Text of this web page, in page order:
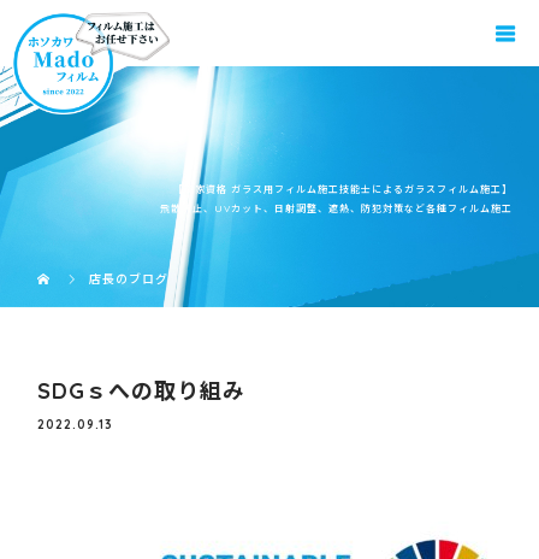
【国家資格 ガラス用フィルム施工技能士によるガラスフィルム施工】
飛散防止、UVカット、日射調整、遮熱、防犯対策など各種フィルム施工
店長のブログ
SDGｓへの取り組み
2022.09.13